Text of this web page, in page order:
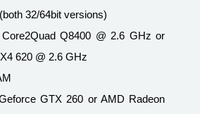
32/64bit versions)
Q8400 @ 2.6 GHz or
620 @ 2.6 GHz
GTX 260 or AMD Radeon